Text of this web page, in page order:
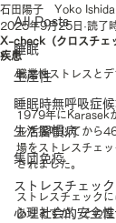
All Posts
睡眠
生産性
睡眠時無呼吸症
生活習慣病
集団免疫
ストレスチェック
心理社会的安全性
X-check（クロスチ
疾患
石田陽子 Yoko Ishida
2025年9月25日 読了
職業性ストレスと
1979年にKarasek
ルを提唱してから
場をストレスチェ
されました。
ストレスチェック
ありますが、その